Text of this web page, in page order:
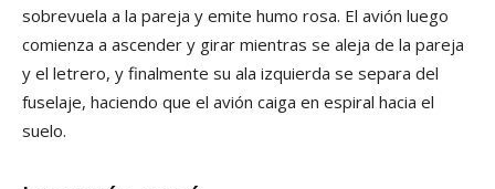
sobrevuela a la pareja y emite humo rosa. El avión luego
comienza a ascender y girar mientras se aleja de la pareja
y el letrero, y finalmente su ala izquierda se separa del
fuselaje, haciendo que el avión caiga en espiral hacia el
suelo.